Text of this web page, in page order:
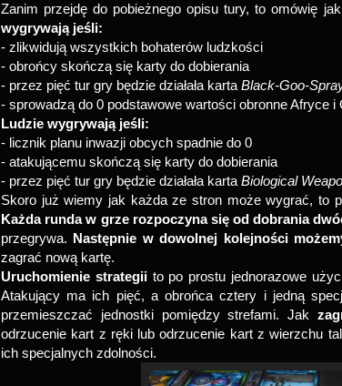
Zanim przejdę do pobieżnego opisu tury, to omówię
wygrywają jeśli:
- zlikwidują wszystkich bohaterów ludzkości
- obrońcy skończą się karty do dobierania
- przez pięć tur gry będzie działała karta Black-Goo-
- sprowadzą do 0 podstawowe wartości obronne Afryce
Ludzie wygrywają jeśli:
- licznik planu inwazji obcych spadnie do 0
- atakującemu skończą się karty do dobierania
- przez pięć tur gry będzie działała karta Biological
Skoro już wiemy jak każda ze stron może wygrać, to
Każda runda w grze rozpoczyna się od dobrania
przegrywa. Następnie w dowolnej kolejności
zagrać nową kartę.
Uruchomienie strategii to po prostu jednorazowe
Atakujący ma ich pięć, a obrońca cztery i jedną
przemieszczać jednostki pomiędzy strefami. Jak
odrzucenie kart z ręki lub odrzucenie kart z wierzchu
ich specjalnych zdolności.